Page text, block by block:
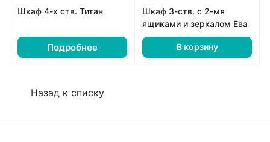
Шкаф 4-х ств. Титан
Подробнее
Шкаф 3-ств. с 2-мя
ящиками и зеркалом Ева
В корзину
Назад к списку